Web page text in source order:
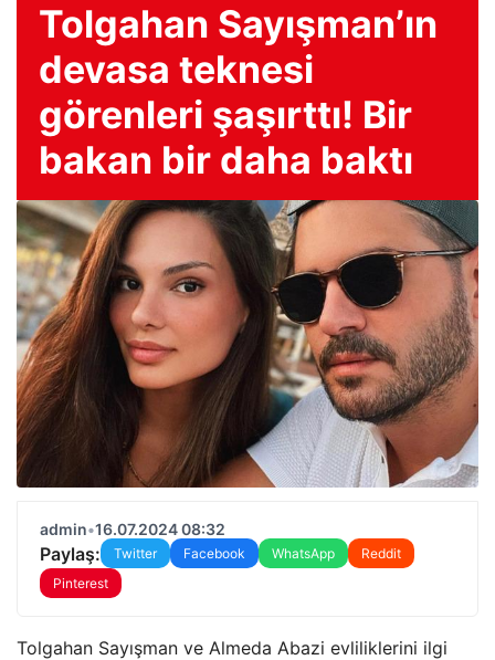
Tolgahan Sayışman’ın
devasa teknesi
görenleri şaşırttı! Bir
bakan bir daha baktı
admin•16.07.2024 08:32
Paylaş: Twitter Facebook WhatsApp
Reddit
Pinterest
Tolgahan Sayışman ve Almeda Abazi evliliklerini ilgi